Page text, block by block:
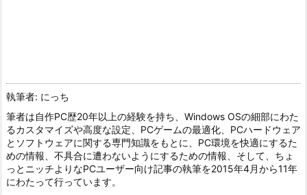
執筆者: にっち
筆者は自作PC歴20年以上の経験を持ち、Windows OSの細部にわた
るカスタマイズや高度な設定、PCゲームの最適化、PCハードウェア
とソフトウェアに関する専門知識をもとに、PC環境を快適にするた
めの情報、不具合に遭わないようにするための情報、そして、ちょ
っとニッチよりなPCユーザー向け記事の執筆を2015年4月から11年
にわたって行っています。